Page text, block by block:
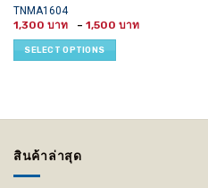
TNMA1604
1,300 – 1,500
SELECT OPTIONS
This
product
has
multiple
chosen
on
สินค้าล่าสุด